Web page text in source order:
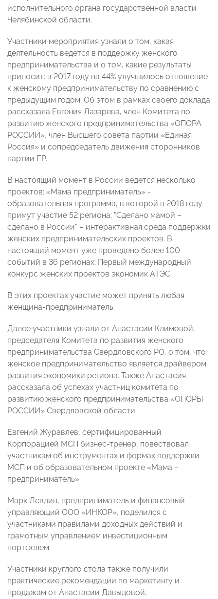
исполнительного органа государственной власти
Челябинской области.
Участники мероприятия узнали о том, какая
деятельность ведется в поддержку женского
предпринимательства и о том, какие результаты
приносит: в 2017 году на 44% улучшилось отношение
к женскому предпринимательству по сравнению с
предыдущим годом. Об этом в рамках своего доклада
рассказала Евгения Лазарева, член Комитета по
развитию женского предпринимательства «ОПОРА
РОССИИ», член Высшего совета партии «Единая
Россия» и сопредседатель движения сторонников
партии ЕР.
В настоящий момент в России ведется несколько
проектов: «Мама предприниматель» -
образовательная программа, в которой в 2018 году
примут участие 52 региона; "Сделано мамой –
сделано в России" – интерактивная среда поддержки
женских предпринимательских проектов. В
настоящий момент уже проведено более 100
событий в 36 регионах; Первый международный
конкурс женских проектов экономик АТЭС.
В этих проектах участие может принять любая
женщина-предприниматель.
Далее участники узнали от Анастасии Климовой,
председателя Комитета по развития женского
предпринимательства Свердловского РО, о том, что
женское предпринимательство является драйвером
развития экономики региона. Также Анастасия
рассказала об успехах участниц комитета по
развитию женского предпринимательства «ОПОРЫ
РОССИИ» Свердловской области.
Евгений Журавлев, сертифицированный
Корпорацией МСП бизнес-тренер, повествовал
участникам об инструментах и формах поддержки
МСП и об образовательном проекте «Мама –
предприниматель».
Марк Левдин, предприниматель и финансовый
управляющий ООО «ИНКОР», поделился с
участниками правилами доходных действий и
грамотным управлением инвестиционным
портфелем.
Участники круглого стола также получили
практические рекомендации по маркетингу и
продажам от Анастасии Давыдовой,